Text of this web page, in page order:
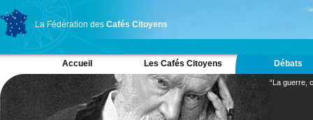
La Fédération des Cafés Citoyens
Accueil Les Cafés Citoyens Débats
“La guerre,